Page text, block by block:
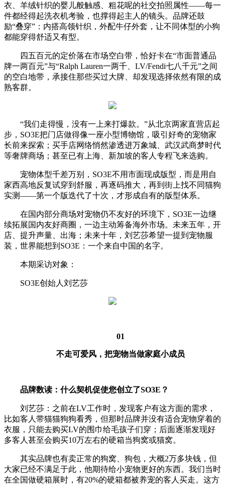
衣、羊绒针织的婴儿般触感、粗花呢的社交拍照属性——每一
件都经得起洗衣机考验，也撑得起主人的镜头。品牌还鼓
励“叠穿”：内搭高领针织，外配牛仔外套，让不同体型的小狗
都能穿得舒适又有型。
四五百元的定价落在市场空白带，恰好卡在“市面普通品
牌一两百元”与“Ralph Lauren一两千、LV/Fendi七八千元”之间
的空白地带，承接住那些买过大牌、却发现选择依然有限的成
熟客群。
“我们走得慢，没有一上来打爆款。”从北京两家直营店起
步，SO3E把门店做得像一座小型博物馆，吸引好奇的宠物家
长前来探索；买手店网络悄然渗透进万象城、武汉武商梦时代
等奢牌商场；甚至已有上海、新加坡的客人专程飞来选购。
宠物体型千差万别，SO3E不用市面现成版型，而是用自
家西高地反复试穿到舒服，再逐码推大，再到街上找不同猫狗
实测——第一个版迭代了十次，才形成自有的版型体系。
在国内部分商场对宠物仍不友好的环境下，SO3E一边继
续拓展国内友好商圈，一边主动筹备海外市场。未来五年，开
店、提升声量、出海；未来十年，刘艺莎希望一提到宠物服
装，世界能想到SO3E：一个来自中国的名字。
本期采访对象：
SO3E创始人刘艺莎
01
不走可爱风，把宠物当做家庭小成员
品牌数读：什么契机促使您创立了SO3E？
刘艺莎：之前在LV工作时，发现客户有这方面的需求，
比如客人带猫猫狗狗看秀，但那时品牌并没有适合宠物穿着的
衣服，只能去购买LV的围巾给毛孩子们穿；后面逐渐发现好
多客人甚至会购买10万左右的硬箱当狗窝或猫窝。
其实品牌也有卖正常的狗窝、狗包，大概2万多块钱，但
大家已经不满足于此，他期待给小宠物更好的东西。我们当时
在全国做硬箱展时，有20%的硬箱都被养宠的客人买走。这方